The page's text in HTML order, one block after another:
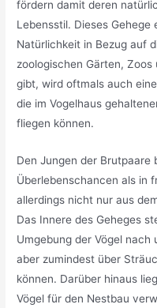
fördern damit deren
Lebensstil. Dieses
Natürlichkeit in Bezug auf
zoologischen Gärten, Zoos
gibt, wird oftmals auch
die im Vogelhaus
fliegen können.
Den Jungen der Brutpaare
Überlebenschancen als in
allerdings nicht nur aus
Das Innere des Geheges
Umgebung der Vögel
aber zumindest über
können. Darüber hinaus
Vögel für den Nestbau